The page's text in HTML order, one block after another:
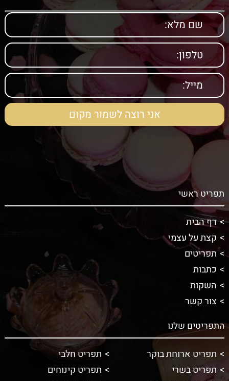
תפריט ראשי
דף הבית
קצת על עצמי
תפריטים
כתבות
השקות
צור קשר
התפריטים שלנו
תפריט ארוחת בוקר
תפריט חלבי
תפריט בשרי
תפריט קינוחים